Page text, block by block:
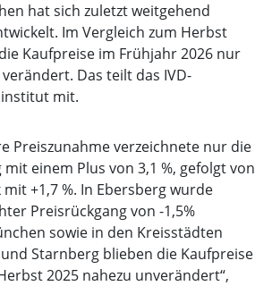
hat sich zuletzt weitgehend
Im Vergleich zum Herbst
Kaufpreise im Frühjahr 2026 nur
Das teilt das IVD-
mit.
Preiszunahme verzeichnete nur die
einem Plus von 3,1 %, gefolgt von
+1,7 %. In Ebersberg wurde
Preisrückgang von -1,5%
sowie in den Kreisstädten
Starnberg blieben die Kaufpreise
2025 nahezu unverändert“,